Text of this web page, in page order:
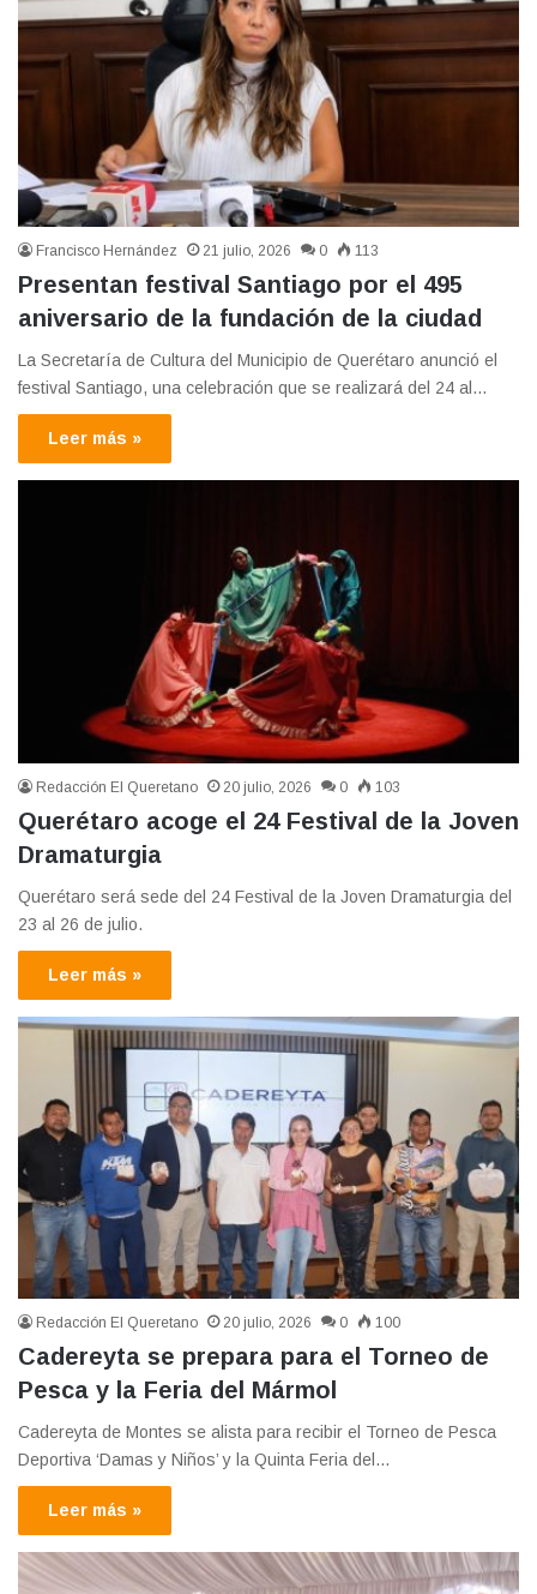
Francisco Hernández 21 julio, 2026 0 113
Presentan festival Santiago por el 495
aniversario de la fundación de la ciudad
La Secretaría de Cultura del Municipio de Querétaro anunció el
festival Santiago, una celebración que se realizará del 24 al…
Leer más »
Redacción El Queretano 20 julio, 2026 0 103
Querétaro acoge el 24 Festival de la Joven
Dramaturgia
Querétaro será sede del 24 Festival de la Joven Dramaturgia del
23 al 26 de julio.
Leer más »
Redacción El Queretano 20 julio, 2026 0 100
Cadereyta se prepara para el Torneo de
Pesca y la Feria del Mármol
Cadereyta de Montes se alista para recibir el Torneo de Pesca
Deportiva ‘Damas y Niños’ y la Quinta Feria del…
Leer más »